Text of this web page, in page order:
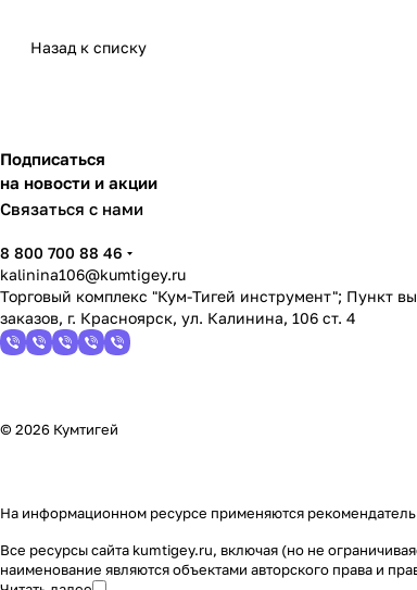
Назад к списку
Подписаться
на новости и акции
Связаться с нами
8 800 700 88 46
kalinina106@kumtigey.ru
Торговый комплекс "Кум-Тигей инструмент"; Пункт
заказов, г. Красноярск, ул. Калинина, 106 ст. 4
© 2026 Кумтигей
На информационном ресурсе применяются
Все ресурсы сайта kumtigey.ru, включая (но не
наименование являются объектами авторского права и